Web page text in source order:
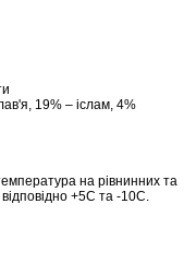
19% – іслам, 4%
на рівнинних та
+5С та -10С.